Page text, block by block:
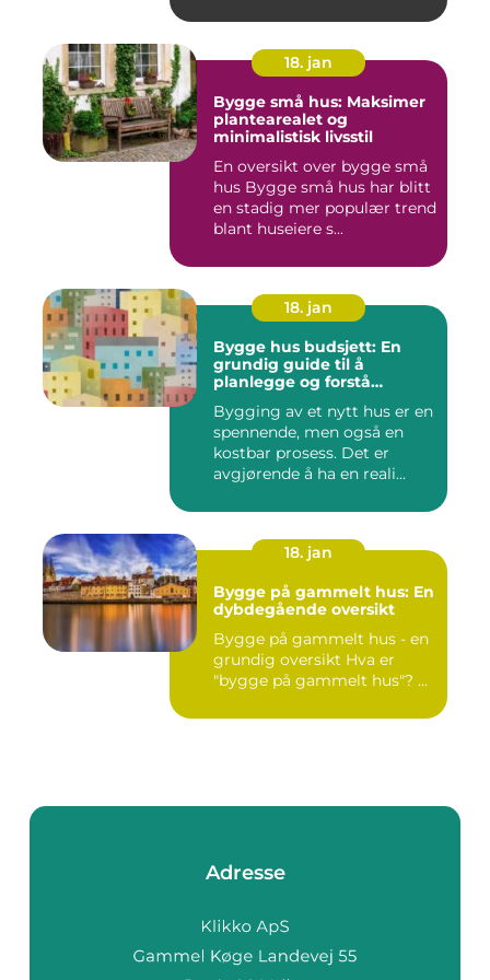
18. jan
Bygge små hus: Maksimer
plantearealet og
minimalistisk livsstil
En oversikt over bygge små
hus Bygge små hus har blitt
en stadig mer populær trend
blant huseiere s...
18. jan
Bygge hus budsjett: En
grundig guide til å
planlegge og forstå
Bygging av et nytt hus er en
spennende, men også en
kostbar prosess. Det er
avgjørende å ha en reali...
18. jan
Bygge på gammelt hus: En
dybdegående oversikt
Bygge på gammelt hus - en
grundig oversikt Hva er
"bygge på gammelt hus"? ...
Adresse